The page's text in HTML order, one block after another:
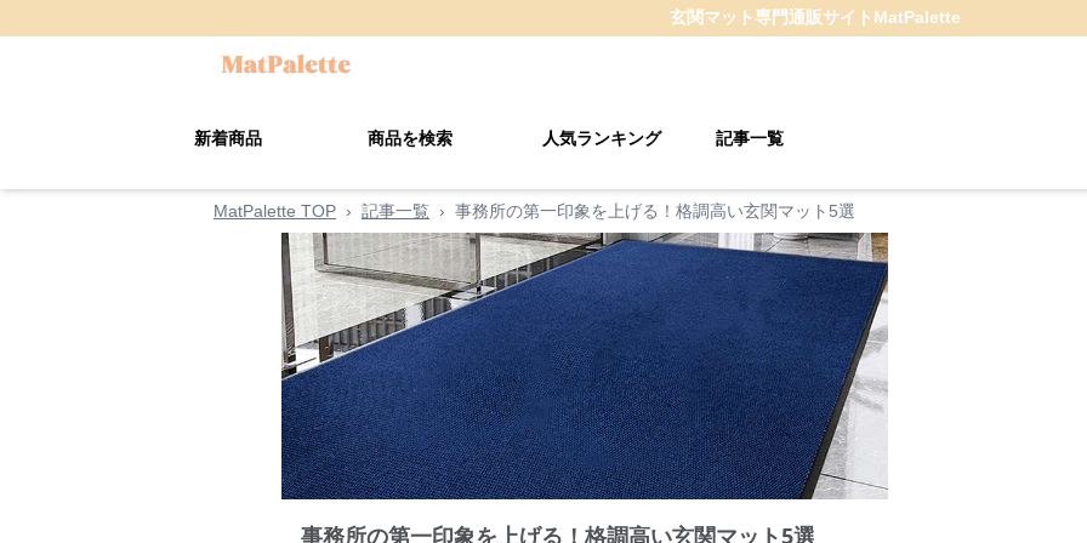
玄関マット専門通販サイト MatPalette
新着商品 商品を検索 人気ランキング 記事一覧
MatPalette TOP › 記事一覧 › 事務所の第一印象を上げる！格調高い玄関マット5選
事務所の第一印象を上げる！格調高い玄関マット5選